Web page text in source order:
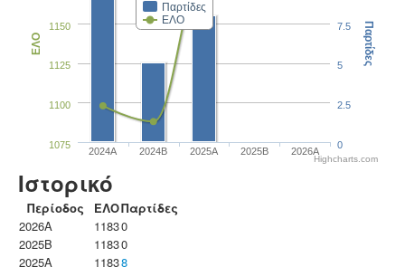
Παρτίδες
ΕΛΟ
2024A 2024B 2025A 2025B 2026A
1075
1100
1125
1150
ΕΛΟ
0
2.5
5
7.5 Παρτίδες
Highcharts.com
Ιστορικό
Περίοδος ΕΛΟΠαρτίδες
2026A
11830
2025B
11830
2025A
11838